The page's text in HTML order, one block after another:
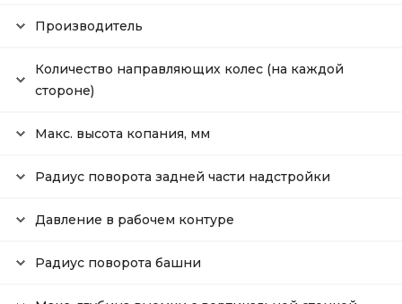
Производитель
Количество направляющих колес (на каждой
стороне)
Макс. высота копания, мм
Радиус поворота задней части надстройки
Давление в рабочем контуре
Радиус поворота башни